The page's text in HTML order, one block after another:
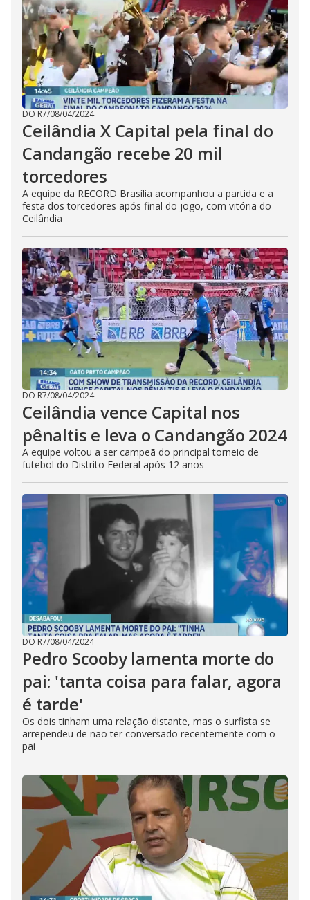
DO R7/08/04/2024
Ceilândia X Capital pela final do
Candangão recebe 20 mil
torcedores
A equipe da RECORD Brasília acompanhou a partida e a
festa dos torcedores após final do jogo, com vitória do
Ceilândia
DO R7/08/04/2024
Ceilândia vence Capital nos
pênaltis e leva o Candangão 2024
A equipe voltou a ser campeã do principal torneio de
futebol do Distrito Federal após 12 anos
DO R7/08/04/2024
Pedro Scooby lamenta morte do
pai: 'tanta coisa para falar, agora
é tarde'
Os dois tinham uma relação distante, mas o surfista se
arrependeu de não ter conversado recentemente com o
pai